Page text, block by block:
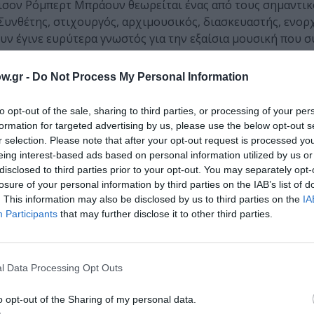
- Do Not Process My Personal Information
opt-out of the sale, sharing to third parties, or processing of your
for targeted advertising by us, please use the below opt-out
selection. Please note that after your opt-out request is processed
interest-based ads based on personal information utilized by us
to third parties prior to your opt-out. You may separately
of your personal information by third parties on the IAB’s list of
This information may also be disclosed by us to third parties on the
Participants that may further disclose it to other third parties.
Data Processing Opt Outs
opt-out of the Sharing of my personal data.
Ρόμπερτ Μπράουν θεωρείται ένας από τους
στιχουργός, αρχιμουσικός, διασκευαστής,
ευρύτερα γνωστός για την εξαίσια μουσική που
ανάμεσά τους το δημοφιλέςThe Last Five Years
Songs for a New World(1995), του επιδραστικού
και το
μυθιστόρημα, το οποίο τιμήθηκε με δύο
εκλεπτυσμένους τραγουδοποιούς του Μπρόντγουεϊ από την
θριαμβευτική μουσική του για το θέατρο » (Chicago Tribune)
του που παρουσιάζονται κάθε χρόνο είτε στις
στον ίδιο ως «μια ηγετική φιγούρα μιας νέας
». Τόσο ως σολίστας όσο και με το συγκρότημά του,
περιοδεύσει σε όλον τον κόσμο.
δημοφιλέστερα έργα του Τζέισον Ρόμπερτ Μπράουν και
του έργου είναι
την κλασική μουσική και τη φολκ με στοιχεία κάντρι.